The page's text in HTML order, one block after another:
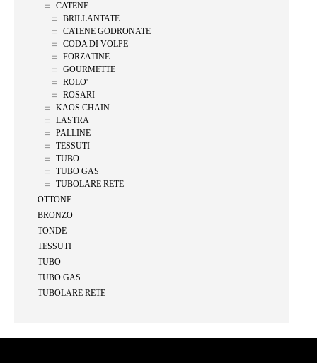
CATENE
BRILLANTATE
CATENE GODRONATE
CODA DI VOLPE
FORZATINE
GOURMETTE
ROLO'
ROSARI
KAOS CHAIN
LASTRA
PALLINE
TESSUTI
TUBO
TUBO GAS
TUBOLARE RETE
OTTONE
BRONZO
TONDE
TESSUTI
TUBO
TUBO GAS
TUBOLARE RETE